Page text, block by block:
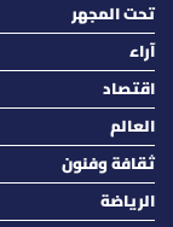
تحت المجهر
آراء
اقتصاد
العالم
ثقافة وفنون
الرياضة